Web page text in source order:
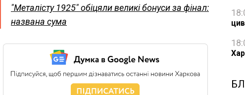
"Металісту 1925" обіцяли великі бонуси за фінал:
названа сума